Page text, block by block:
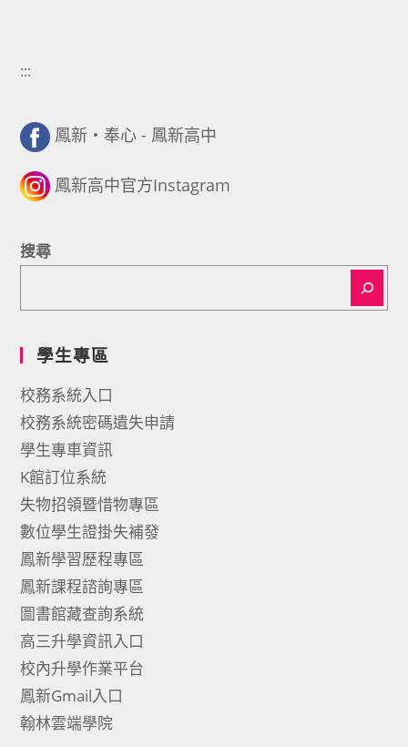
:::
鳳新・奉心 - 鳳新高中
鳳新高中官方Instagram
搜尋
學生專區
校務系統入口
校務系統密碼遺失申請
學生專車資訊
K館訂位系統
失物招領暨惜物專區
數位學生證掛失補發
鳳新學習歷程專區
鳳新課程諮詢專區
圖書館藏查詢系統
高三升學資訊入口
校內升學作業平台
鳳新Gmail入口
翰林雲端學院